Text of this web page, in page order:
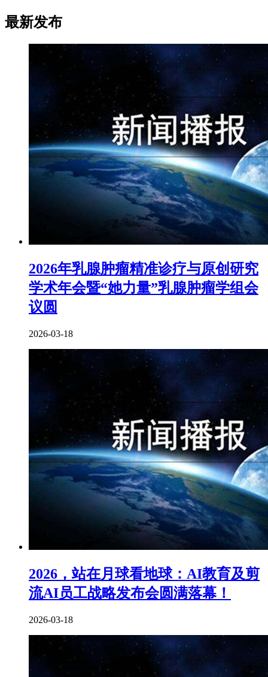
最新发布
2026年乳腺肿瘤精准诊疗与原创研究
学术年会暨“她力量”乳腺肿瘤学组会
议圆
2026-03-18
2026，站在月球看地球：AI教育及剪
流AI员工战略发布会圆满落幕！
2026-03-18